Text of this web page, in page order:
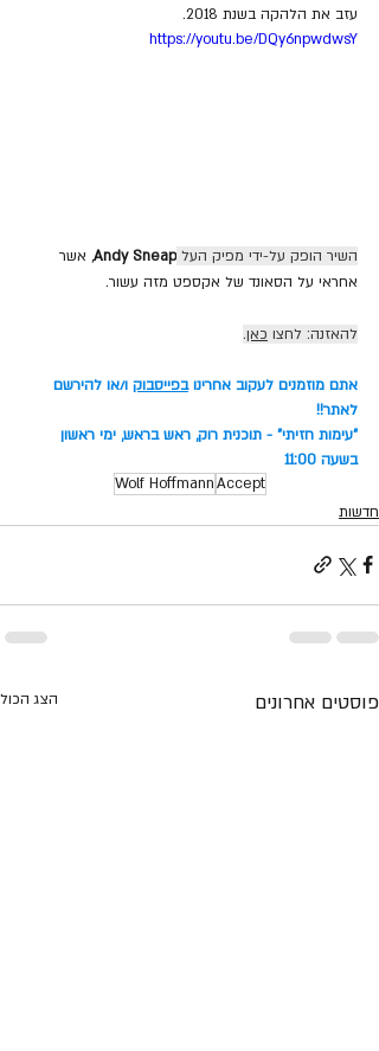
עזב את הלהקה בשנת 2018.
https://youtu.be/DQy6npwdwsY
השיר הופק על-ידי מפיק העל Andy Sneap
, אשר
אחראי על הסאונד של אקספט מזה עשור.
להאזנה: לחצו כאן.
אתם מוזמנים לעקוב אחרינו בפייסבוק ו/או להירשם
לאתר!!
"עימות חזיתי" - תוכנית רוק, ראש בראש, ימי ראשון
בשעה 11:00
Accept
Wolf Hoffmann
חדשות
פוסטים אחרונים הצג הכול